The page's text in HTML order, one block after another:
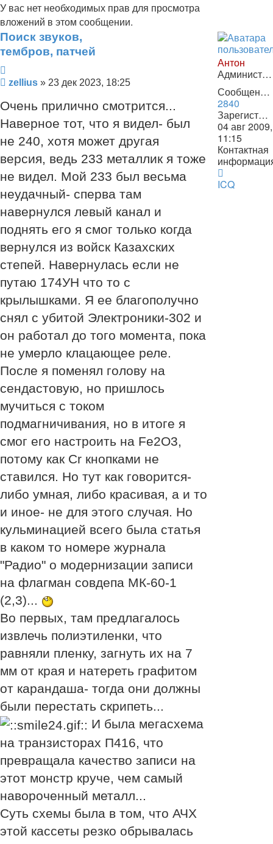
У вас нет необходимых прав для просмотра
вложений в этом сообщении.
Поиск звуков,
тембров, патчей
Сообщение
zellius » 23 дек 2023, 18:25
Очень прилично смотрится...
Наверное тот, что я видел- был
не 240, хотя может другая
версия, ведь 233 металлик я тоже
не видел. Мой 233 был весьма
неудачный- сперва там
навернулся левый канал и
поднять его я смог только когда
вернулся из войск Казахских
степей. Навернулась если не
путаю 174УН что то с
крылышками. Я ее благополучно
снял с убитой Электроники-302 и
он работал до того момента, пока
не умерло клацающее реле.
После я поменял голову на
сендастовую, но пришлось
мучиться с током
подмагничивания, но в итоге я
смог его настроить на Fe2O3,
потому как Cr кнопками не
ставился. Но тут как говорится-
либо умная, либо красивая, а и то
и иное- не для этого случая. Но
кульминацией всего была статья
в каком то номере журнала
"Радио" о модернизации записи
на флагман совдепа МК-60-1
(2,3)...
Во первых, там предлагалось
извлечь полиэтиленки, что
равняли пленку, загнуть их на 7
мм от края и натереть графитом
от карандаша- тогда они должны
были перестать скрипеть...
И была мегасхема
на транзисторах П416, что
превращала качество записи на
этот монстр круче, чем самый
навороченный металл...
Суть схемы была в том, что АЧХ
этой кассеты резко обрывалась
Антон
Администратор
Сообщения:
2840
Зарегистрирован:
04 авг 2009,
11:15
Контактная
ICQ